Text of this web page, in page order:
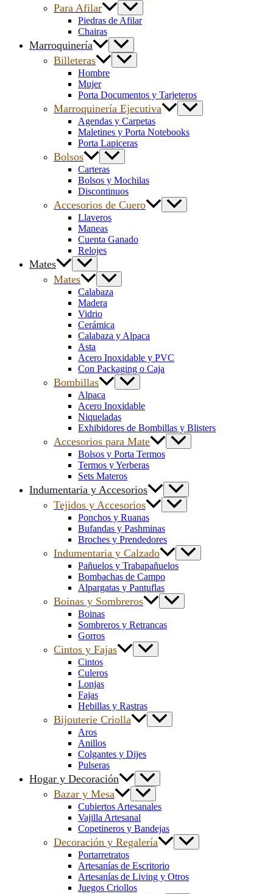
Para Afilar
Piedras de Afilar
Chairas
Marroquinería
Billeteras
Hombre
Mujer
Porta Documentos y Tarjeteros
Marroquinería Ejecutiva
Agendas y Carpetas
Maletines y Porta Notebooks
Porta Lapiceras
Bolsos
Carteras
Bolsos y Mochilas
Discontinuos
Accesorios de Cuero
Llaveros
Maneas
Cuenta Ganado
Relojes
Mates
Mates
Calabaza
Madera
Vidrio
Cerámica
Calabaza y Alpaca
Asta
Acero Inoxidable y PVC
Con Packaging o Caja
Bombillas
Alpaca
Acero Inoxidable
Niqueladas
Exhibidores de Bombillas y Blisters
Accesorios para Mate
Bolsos y Porta Termos
Termos y Yerberas
Sets Materos
Indumentaria y Accesorios
Tejidos y Accesorios
Ponchos y Ruanas
Bufandas y Pashminas
Broches y Prendedores
Indumentaria y Calzado
Pañuelos y Trabapañuelos
Bombachas de Campo
Alpargatas y Pantuflas
Boinas y Sombreros
Boinas
Sombreros y Retrancas
Gorros
Cintos y Fajas
Cintos
Culeros
Lonjas
Fajas
Hebillas y Rastras
Bijouterie Criolla
Aros
Anillos
Colgantes y Dijes
Pulseras
Hogar y Decoración
Bazar y Mesa
Cubiertos Artesanales
Vajilla Artesanal
Copetineros y Bandejas
Decoración y Regalería
Portarretratos
Artesanías de Escritorio
Artesanías de Living y Otros
Juegos Criollos